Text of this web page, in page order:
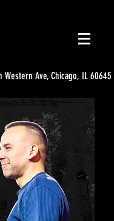
Western Ave, Chicago, IL 60645